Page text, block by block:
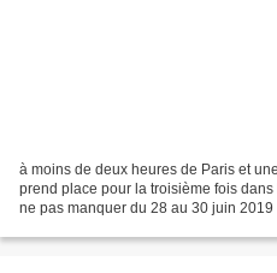
à moins de deux heures de Paris et
prend place pour la troisième fois
ne pas manquer du 28 au 30 juin